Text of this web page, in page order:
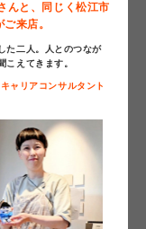
んと、同じく松江市
来店。
た二人。人とのつなが
こえてきます。
ャリアコンサルタント